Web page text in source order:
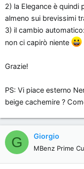
2) la Elegance è quindi
almeno sui brevissimi
3) il cambio
non ci capirò niente
Grazie!
PS: Vi piace esterno
beige cachemire ?
G Giorgio
MBenz Prime